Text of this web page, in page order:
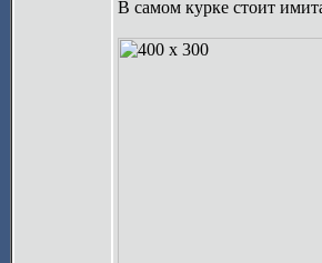
В самом курке стоит